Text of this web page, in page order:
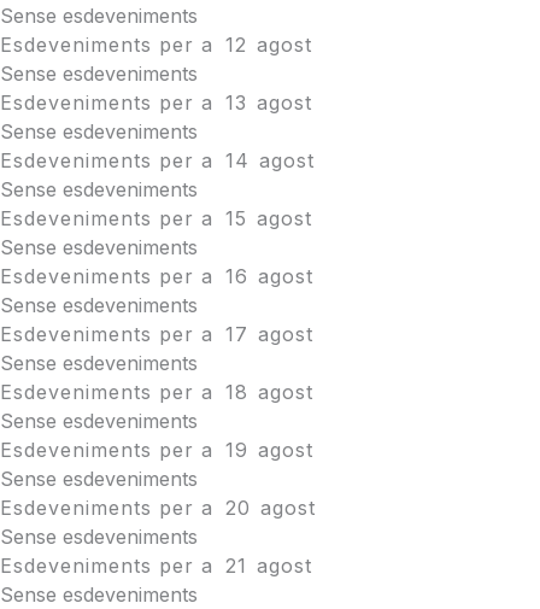
Sense esdeveniments
Esdeveniments per a 12 agost
Sense esdeveniments
Esdeveniments per a 13 agost
Sense esdeveniments
Esdeveniments per a 14 agost
Sense esdeveniments
Esdeveniments per a 15 agost
Sense esdeveniments
Esdeveniments per a 16 agost
Sense esdeveniments
Esdeveniments per a 17 agost
Sense esdeveniments
Esdeveniments per a 18 agost
Sense esdeveniments
Esdeveniments per a 19 agost
Sense esdeveniments
Esdeveniments per a
20 agost
Sense esdeveniments
Esdeveniments per a
21 agost
Sense esdeveniments